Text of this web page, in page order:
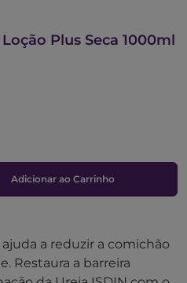
Plus Seca 1000ml
Adicionar ao Carrinho
a reduzir a comichão
Restaura a barreira